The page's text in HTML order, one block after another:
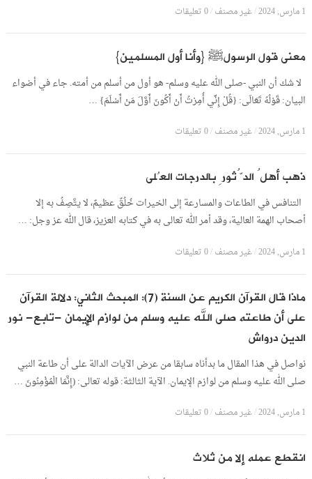
1 مارس, 2024 /غير مصنف/0 تعليقات
معنى قول الرسولﷺ {وأنا أول المسلمين}
لا شك أن النبي -صلى الله عليه وسلم- هو أول من أسلم من أمته. جاء في أضواء
البيان: قَوْلُهُ تَعَالَى: {قُلْ إِنِّي أُمِرْتُ أَنْ أَكُونَ أَوَّلَ مَنْ أَسْلَمَ} …
1 مارس, 2024 /غير مصنف/0 تعليقات
ذهب أهلُ الدُّثورِ بالدرجات العُلى
التنافس في الطاعات والمسارعة إلى الخيرات خُلُقٌ عظيمٌ، لا يتَّصِفُ به إلا
أصحاب الهمة العالية، وقد أمر الله تعالى به في كتابه العزيز، قال الله عز وجل: …
1 مارس, 2024 /غير مصنف/0 تعليقات
ماذا قال القرآن الكريم عن السنة (7): المبحث الثاني: دلالة القرآن
على أن طاعته صلى الله عليه وسلم من لوازم الإيمان -تابع- نور
الدين درواش
نواصل في هذا المقال ما بدأناه سابقا من عرض الآيات الدالة على أن طاعة النبي
صلى الله عليه وسلم من لوازم الإيمان. الآية الثالثة: قوله تعالى: (إِنَّمَا الْمُؤْمِنُونَ …
1 مارس, 2024 /غير مصنف/0 تعليقات
انقطع عمله إلا من ثلاث